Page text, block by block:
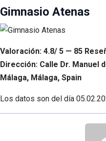
Gimnasio Atenas
Valoración: 4.8/ 5 — 85
Dirección: Calle Dr. Manuel
Málaga, Málaga, Spain
Los datos son del día